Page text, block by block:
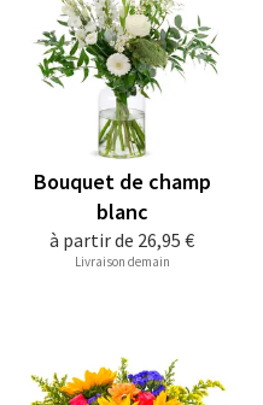
à partir de 26,95 €
Bouquet de champ
blanc
Livraison demain